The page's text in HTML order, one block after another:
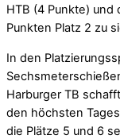
HTB (4 Punkte) und
Punkten Platz 2 zu
In den
Harburger TB
den höchsten
die Plätze 5 und 6